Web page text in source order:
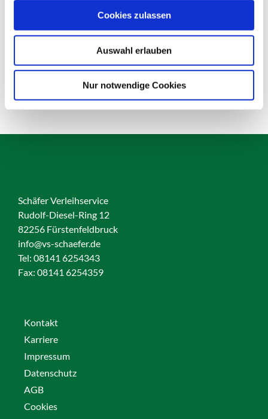
Cookies zulassen
Auswahl erlauben
Nur notwendige Cookies
Schäfer Verleihservice
Rudolf-Diesel-Ring 12
82256 Fürstenfeldbruck
info@vs-schaefer.de
Tel: 08141 6254343
Fax: 08141 6254359
Kontakt
Karriere
Impressum
Datenschutz
AGB
Cookies